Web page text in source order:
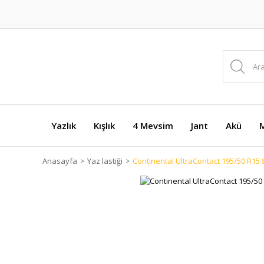
Yazlık Kışlık 4 Mevsim Jant Akü
Anasayfa Yaz lastiği Continental UltraContact 195/50 R15